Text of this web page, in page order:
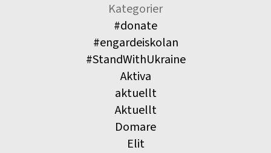
Kategorier
#donate
#engardeiskolan
#StandWithUkraine
Aktiva
aktuellt
Aktuellt
Domare
Elit